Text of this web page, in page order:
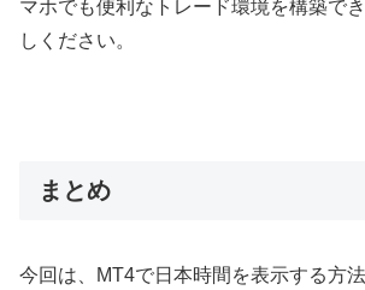
マホでも便利なトレード環境を構築で
しください。
まとめ
今回は、 MT4で日本時間を表示する方